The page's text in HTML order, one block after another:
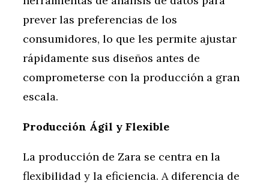
prever las preferencias de los
consumidores, lo que les permite ajustar
rápidamente sus diseños antes de
comprometerse con la producción a gran
escala.
Producción Ágil y Flexible
La producción de Zara se centra en la
flexibilidad y la eficiencia. A diferencia de